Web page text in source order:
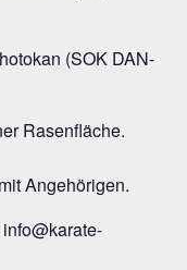
(SOK DAN-
Rasenfläche.
Angehörigen.
info@karate-